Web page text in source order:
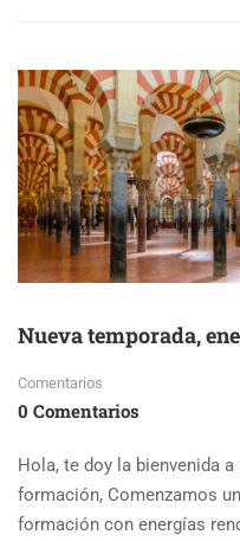
EMPRENDER
EN
CULTURA
Nueva temporada,
Comentarios
0 Comentarios
Hola, te doy la bienvenida
formación, Comenzamos
formación con energías